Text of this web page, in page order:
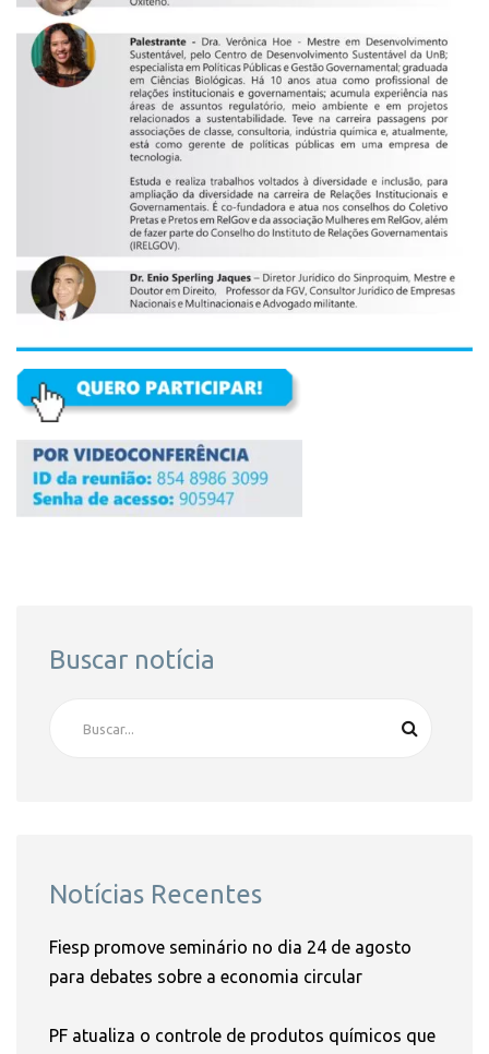
Buscar notícia
Notícias Recentes
Fiesp promove seminário no dia 24 de agosto
para debates sobre a economia circular
PF atualiza o controle de produtos químicos que